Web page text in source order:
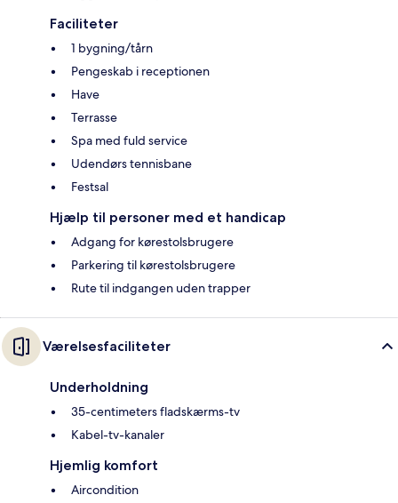
Faciliteter
1 bygning/tårn
Pengeskab i receptionen
Have
Terrasse
Spa med fuld service
Udendørs tennisbane
Festsal
Hjælp til personer med et handicap
Adgang for kørestolsbrugere
Parkering til kørestolsbrugere
Rute til indgangen uden trapper
Værelsesfaciliteter
Underholdning
35-centimeters fladskærms-tv
Kabel-tv-kanaler
Hjemlig komfort
Aircondition